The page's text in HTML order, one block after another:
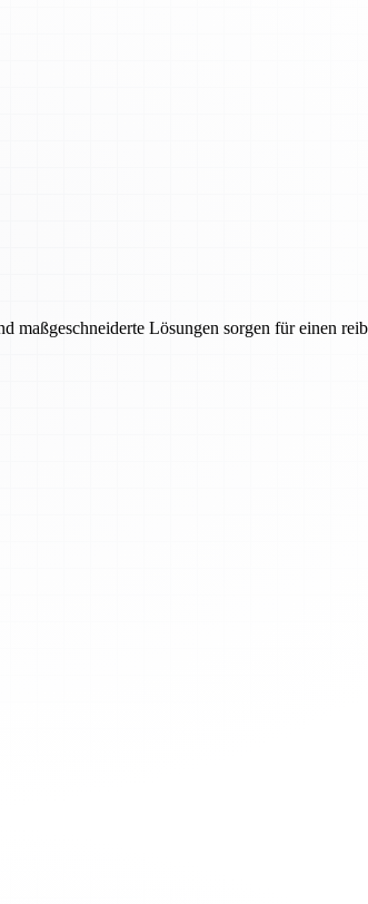
Lösungen sorgen für einen